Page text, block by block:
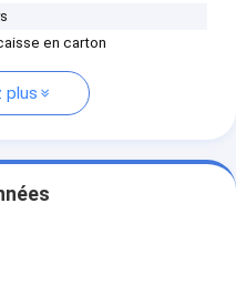
en carton
plus